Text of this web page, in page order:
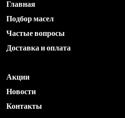
Главная
Подбор масел
Частые вопросы
Доставка и оплата
Акции
Новости
Контакты